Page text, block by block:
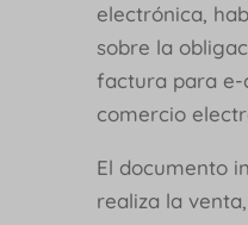
electrónica,
sobre la
factura para
comercio
El documento
realiza la